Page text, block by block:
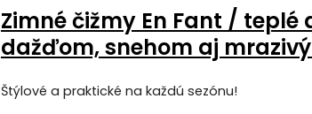
Zimné čižmy En Fant /
dažďom, snehom aj
Štýlové a praktické na každú sezónu!